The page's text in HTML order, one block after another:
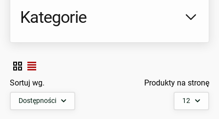
Kategorie
Sortuj wg.
Dostępności 12
Produkty na stronę